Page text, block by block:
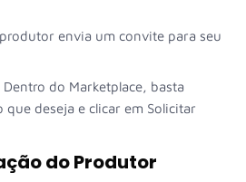
envia um convite para seu
Dentro do Marketplace, basta
deseja e clicar em Solicitar
do Produtor